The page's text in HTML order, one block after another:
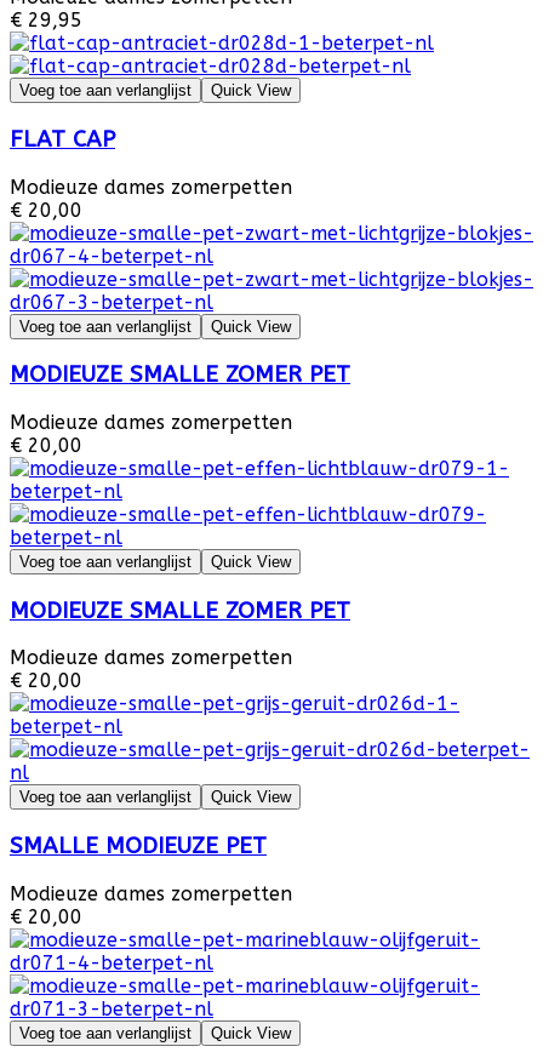
€ 29,95
Voeg toe aan verlanglijst Quick View
FLAT CAP
Modieuze dames zomerpetten
€ 20,00
Voeg toe aan verlanglijst Quick View
MODIEUZE SMALLE ZOMER PET
Modieuze dames zomerpetten
€ 20,00
Voeg toe aan verlanglijst Quick View
MODIEUZE SMALLE ZOMER PET
Modieuze dames zomerpetten
€ 20,00
Voeg toe aan verlanglijst Quick View
SMALLE MODIEUZE PET
Modieuze dames zomerpetten
€ 20,00
Voeg toe aan verlanglijst Quick View